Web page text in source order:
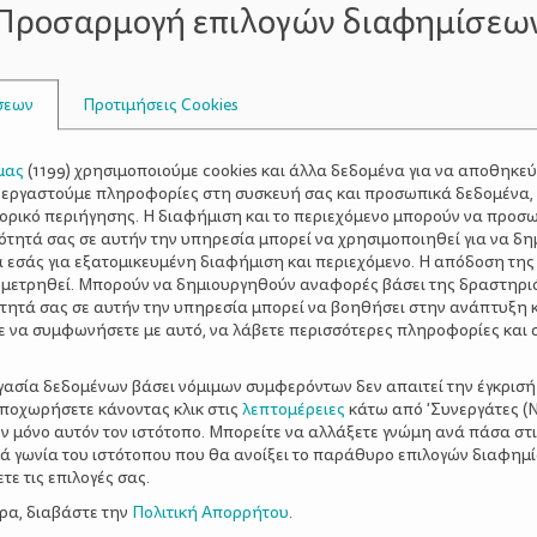
συμπληρωμάτων συστήνεται ισχυρά εάν
σιδήρου, ψευδαργύρου, ιωδίου, βιταμίνης Β12 και
σε επαρκή ποσότητα.
συστατικών, πρέπει να είστε προσεκτικές κατά
τελικά στο μωρό. Οι συνηθέστερες τροφές και ουσίες
αλλά συστατικό και στο τσάι, τη σοκολάτα και
γάλα και από εκεί στο μωρό σας, ασκώντας διεγερτική
επιστημονικά τεκμηριωθεί σε τι βαθμό
διαφορετικά στη δράση της καφεΐνης και ούτε
διαθέσιμα δεδομένα, οι ειδικοί συστήνουν μείωση
6μηνών ή μικρότερο. Ενδεικτικά, μία κούπα/
επιλογών
Προτιμήσεις Cookies
(1199) χρησιμοποιούμε cookies και άλλα δεδομένα για να
πληροφορίες στη συσκευή σας και προσωπικά
περιήγησης. Η διαφήμιση και το περιεχόμενο μπορούν να
σας σε αυτήν την υπηρεσία μπορεί να χρησιμοποιηθεί για να
εσάς για εξατομικευμένη διαφήμιση και περιεχόμενο. Η απόδοση
Μπορούν να δημιουργηθούν αναφορές βάσει της
σας σε αυτήν την υπηρεσία μπορεί να βοηθήσει στην ανάπτυξη
να συμφωνήσετε με αυτό, να λάβετε περισσότερες πληροφορίες και
δεδομένων βάσει νόμιμων συμφερόντων δεν απαιτεί την
κάνοντας κλικ στις λεπτομέρειες κάτω από 'Συνεργάτες
μόνο αυτόν τον ιστότοπο. Μπορείτε να αλλάξετε γνώμη ανά πάσα
γωνία του ιστότοπου που θα ανοίξει το παράθυρο επιλογών
τις επιλογές σας.
διαβάστε την Πολιτική Απορρήτου.